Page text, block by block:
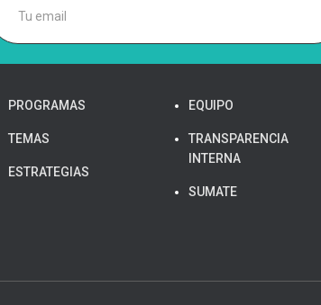
PROGRAMAS
TEMAS
ESTRATEGIAS
EQUIPO
TRANSPARENCIA
INTERNA
SUMATE